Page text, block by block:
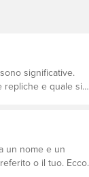
significative.
repliche e quale si
un nome e un
o il tuo. Ecco